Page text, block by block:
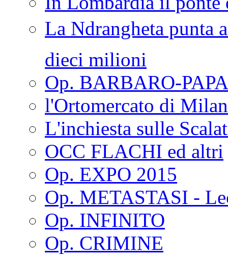
La Ndrangheta
dieci milioni
Op. BARBARO-
l'Ortomercato di
L'inchiesta sulle
OCC FLACHI ed altri
Op. EXPO 2015
Op. METASTASI -
Op. INFINITO
Op. CRIMINE